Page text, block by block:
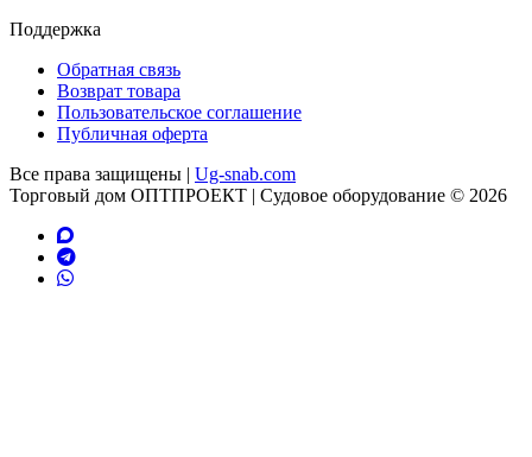
Поддержка
Обратная связь
Возврат товара
Пользовательское соглашение
Публичная оферта
Все права защищены | Ug-snab.com
Торговый дом ОПТПРОЕКТ | Судовое оборудование © 2026